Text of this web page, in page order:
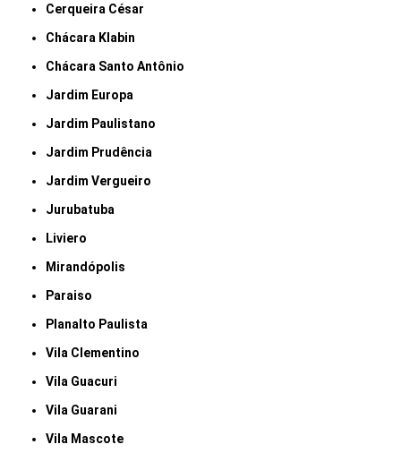
Cerqueira César
Chácara Klabin
Chácara Santo Antônio
Jardim Europa
Jardim Paulistano
Jardim Prudência
Jardim Vergueiro
Jurubatuba
Liviero
Mirandópolis
Paraiso
Planalto Paulista
Vila Clementino
Vila Guacuri
Vila Guarani
Vila Mascote